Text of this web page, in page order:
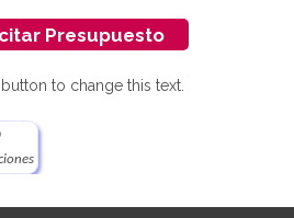
Presupuesto
to change this text.